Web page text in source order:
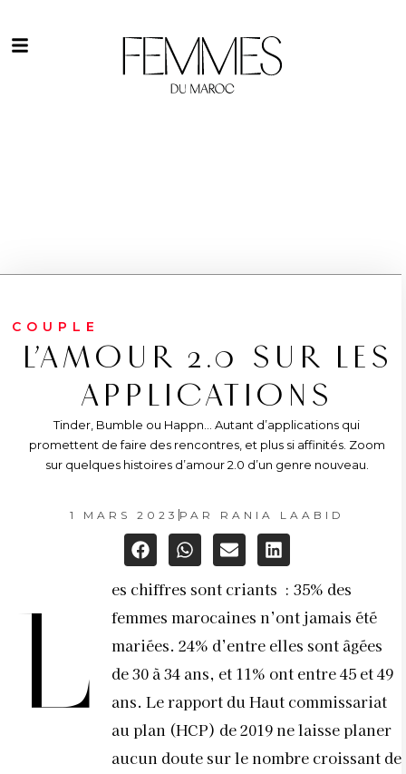
COUPLE
L’AMOUR 2.0 SUR LES
APPLICATIONS
Tinder, Bumble ou Happn… Autant d’applications qui
promettent de faire des rencontres, et plus si affinités. Zoom
sur quelques histoires d’amour 2.0 d’un genre nouveau.
1 MARS 2023 PAR RANIA LAABID
L es chiffres sont criants : 35% des
femmes marocaines n’ont jamais été
mariées. 24% d’entre elles sont âgées
de 30 à 34 ans, et 11% ont entre 45 et 49
ans. Le rapport du Haut commissariat
au plan (HCP) de 2019 ne laisse planer
aucun doute sur le nombre croissant de